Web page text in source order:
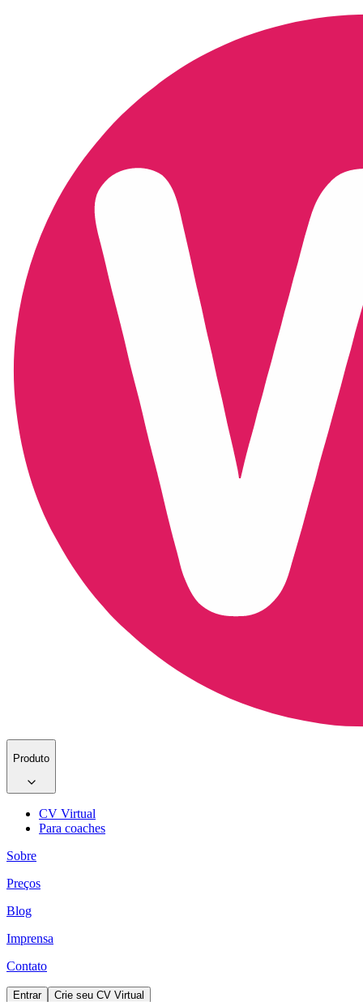
Produto
CV Virtual
Para coaches
Sobre
Preços
Blog
Imprensa
Contato
Entrar Crie seu CV Virtual